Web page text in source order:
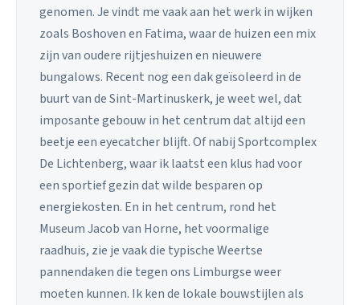
genomen. Je vindt me vaak aan het werk in wijken
zoals Boshoven en Fatima, waar de huizen een mix
zijn van oudere rijtjeshuizen en nieuwere
bungalows. Recent nog een dak geïsoleerd in de
buurt van de Sint-Martinuskerk, je weet wel, dat
imposante gebouw in het centrum dat altijd een
beetje een eyecatcher blijft. Of nabij Sportcomplex
De Lichtenberg, waar ik laatst een klus had voor
een sportief gezin dat wilde besparen op
energiekosten. En in het centrum, rond het
Museum Jacob van Horne, het voormalige
raadhuis, zie je vaak die typische Weertse
pannendaken die tegen ons Limburgse weer
moeten kunnen. Ik ken de lokale bouwstijlen als